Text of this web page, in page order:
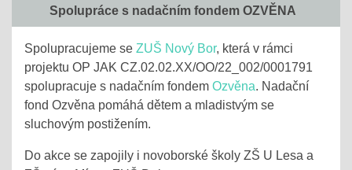
Spolupráce s nadačním fondem OZVĚNA
Spolupracujeme se ZUŠ Nový Bor, která v rámci
projektu OP JAK CZ.02.02.XX/OO/22_002/0001791
spolupracuje s nadačním fondem Ozvěna. Nadační
fond Ozvěna pomáhá dětem a mladistvým se
sluchovým postižením.
Do akce se zapojily i novoborské školy ZŠ U Lesa a